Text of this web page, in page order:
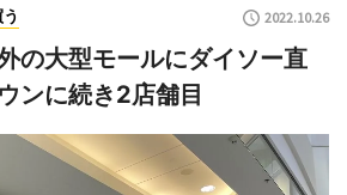
2022.10.26
の大型モールにダイソー直
ンに続き2店舗目